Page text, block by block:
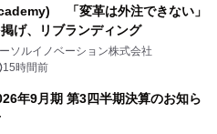
「変革は外注できない」
げ、リブランディング
ソルイノベーション株式会社
15時間前
年9月期 第3四半期決算のお知ら